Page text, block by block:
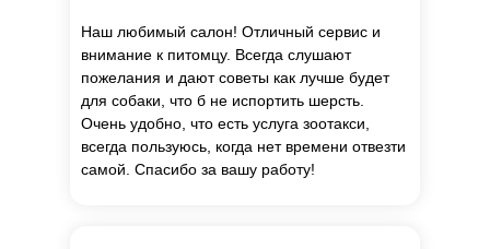
Наш любимый салон! Отличный сервис и
внимание к питомцу. Всегда слушают
пожелания и дают советы как лучше будет
для собаки, что б не испортить шерсть.
Очень удобно, что есть услуга зоотакси,
всегда пользуюсь, когда нет времени отвезти
самой. Спасибо за вашу работу!